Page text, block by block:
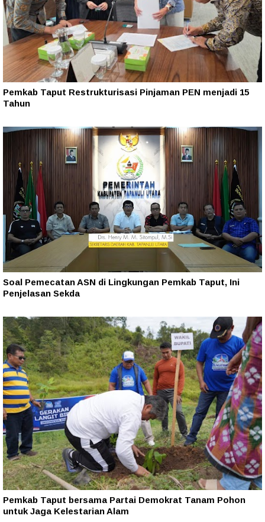
Pemkab Taput Restrukturisasi Pinjaman PEN menjadi 15
Tahun‎
Soal Pemecatan ASN di Lingkungan Pemkab Taput, Ini
Penjelasan Sekda
Pemkab Taput bersama Partai Demokrat Tanam Pohon
untuk Jaga Kelestarian Alam